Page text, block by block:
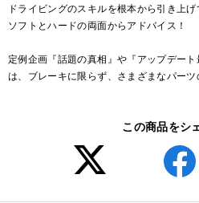
ドライビングのスキルを根本から引き上
ソフトとハードの両面からアドバイス！
定例企画『話題の真相』や『アップデー
は、ブレーキに限らず、さまざまなパーツ
この商品をシ